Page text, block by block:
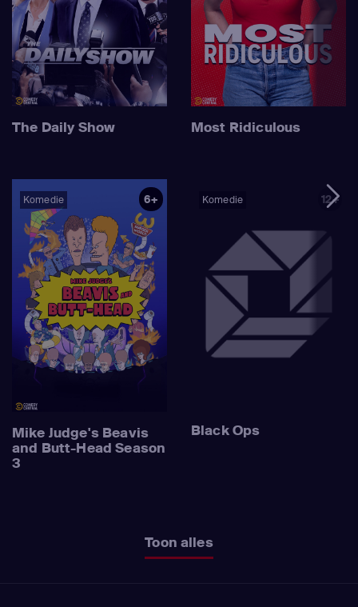
The Daily Show Most Ridiculous
Komedie 6+
Mike Judge's Beavis
and Butt-Head Season
3
Komedie 12+
Black Ops
Toon alles